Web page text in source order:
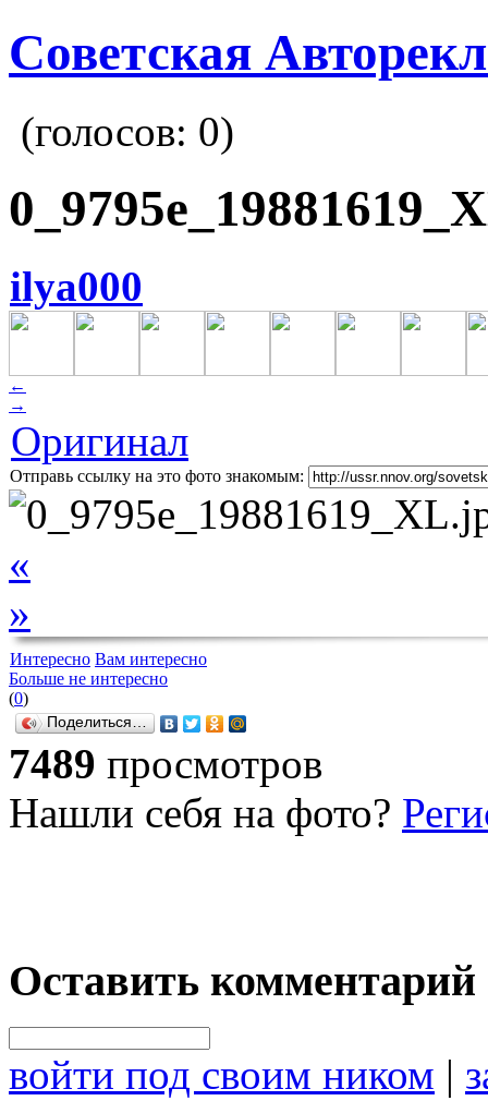
Советская
(голосов: 0)
ilya000
←
→
Оригинал
Отправь ссылку на это фото знакомым:
«
»
Интересно Вам интересно
Больше не интересно
(0)
Поделиться…
7489 просмотров
Нашли себя на фото?
Оставить комментарий
войти под своим ником |